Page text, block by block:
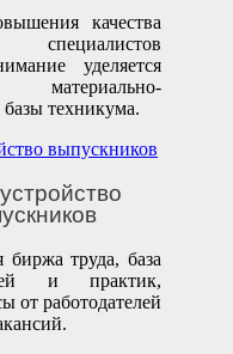
качества
специалистов
уделяется
материально-
базы техникума.
биржа труда, база
и практик,
от работодателей